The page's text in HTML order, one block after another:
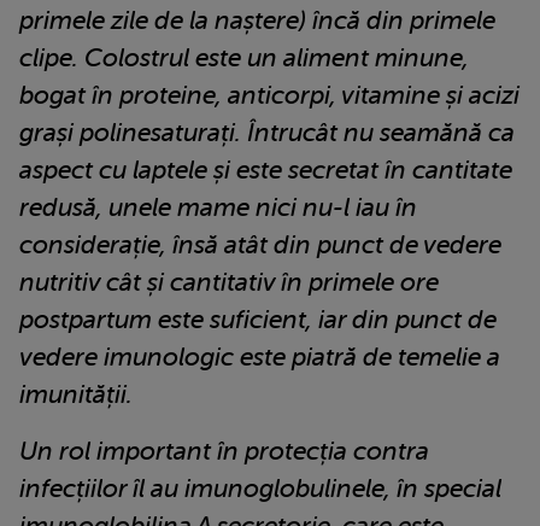
primele zile de la naștere) încă din primele
clipe. Colostrul este un aliment minune,
bogat în proteine, anticorpi, vitamine și acizi
grași polinesaturați. Întrucât nu seamănă ca
aspect cu laptele și este secretat în cantitate
redusă, unele mame nici nu-l iau în
considerație, însă atât din punct de vedere
nutritiv cât și cantitativ în primele ore
postpartum este suficient, iar din punct de
vedere imunologic este piatră de temelie a
imunității.
Un rol important în protecția contra
infecțiilor îl au imunoglobulinele, în special